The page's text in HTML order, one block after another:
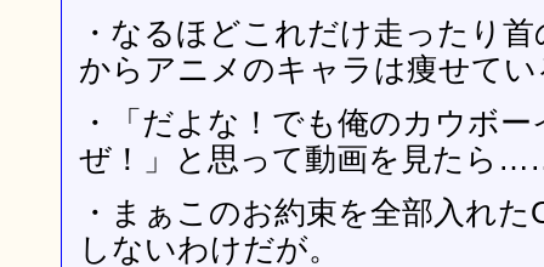
・なるほどこれだけ走ったり
からアニメのキャラは痩せて
・「だよな！でも俺のカウボ
ぜ！」と思って動画を見たら
・まぁこのお約束を全部入れ
しないわけだが。